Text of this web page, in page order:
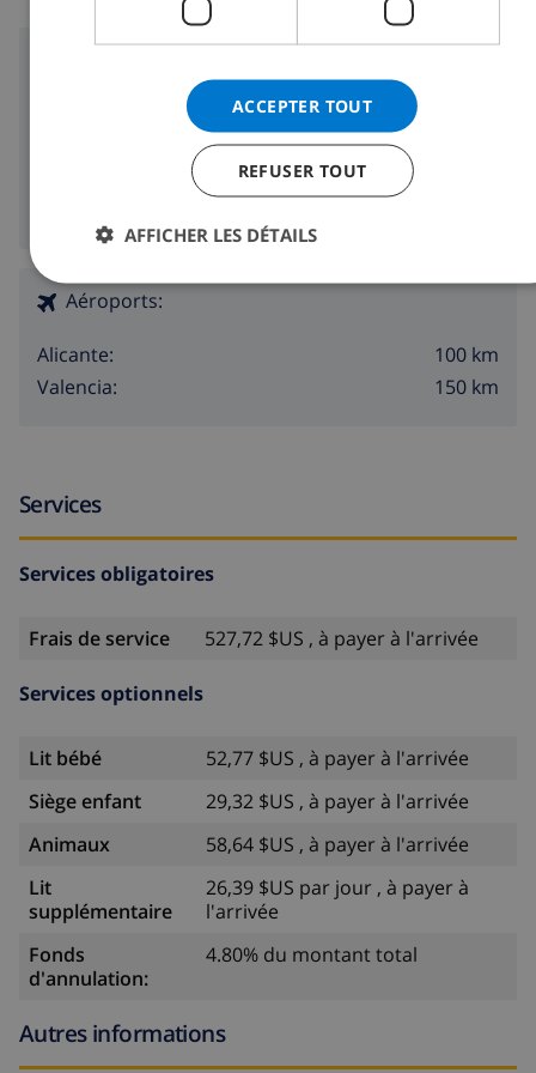
Aéroports:
Alicante:
100 km
Valencia:
150 km
Services
Services obligatoires
Frais de service 527,72 $US , à payer à l'arrivée
Services optionnels
Lit bébé
52,77 $US , à payer à l'arrivée
Siège enfant
29,32 $US , à payer à l'arrivée
Animaux
58,64 $US , à payer à l'arrivée
Lit
supplémentaire
26,39 $US par jour , à payer à
l'arrivée
Fonds
d'annulation:
4.80% du montant total
Autres informations
ACCEPTER TOUT
REFUSER TOUT
AFFICHER LES DÉTAILS